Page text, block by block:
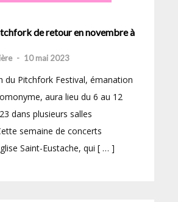
de retour en novembre à
- 10 mai 2023
du Pitchfork Festival, émanation
aura lieu du 6 au 12
dans plusieurs salles
semaine de concerts
Saint-Eustache, qui [ … ]